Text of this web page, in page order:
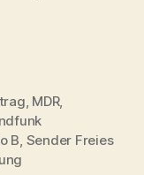
, MDR,
B, Sender Freies